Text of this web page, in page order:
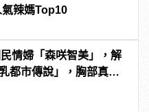
辣媽Top10
情婦「森咲智美」，解
都市傳說」，胸部真能